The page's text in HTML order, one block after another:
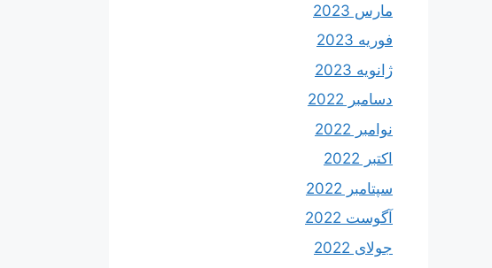
مارس 2023
فوریه 2023
ژانویه 2023
دسامبر 2022
نوامبر 2022
اکتبر 2022
سپتامبر 2022
آگوست 2022
جولای 2022